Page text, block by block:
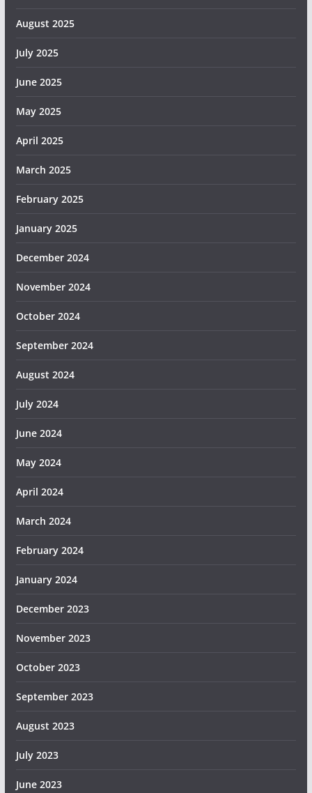
August 2025
July 2025
June 2025
May 2025
April 2025
March 2025
February 2025
January 2025
December 2024
November 2024
October 2024
September 2024
August 2024
July 2024
June 2024
May 2024
April 2024
March 2024
February 2024
January 2024
December 2023
November 2023
October 2023
September 2023
August 2023
July 2023
June 2023